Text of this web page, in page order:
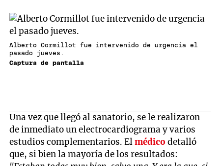
Alberto Cormillot fue intervenido de urgencia el
pasado jueves.
Captura de pantalla
Una vez que llegó al sanatorio, se le realizaron
de inmediato un electrocardiograma y varios
estudios complementarios. Elmédicodetalló
que, si bien la mayoría de los resultados: